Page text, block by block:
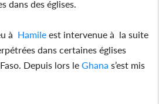
dans des églises.
à Hamile est intervenue à la suite
dans certaines églises
Depuis lors leGhana s’est mis